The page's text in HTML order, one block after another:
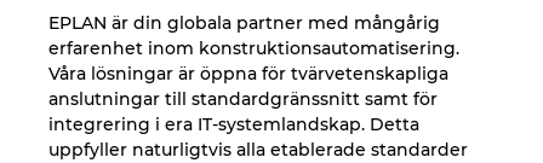
EPLAN är din globala partner med mångårig
erfarenhet inom konstruktionsautomatisering.
Våra lösningar är öppna för tvärvetenskapliga
anslutningar till standardgränssnitt samt för
integrering i era IT-systemlandskap. Detta
uppfyller naturligtvis alla etablerade standarder